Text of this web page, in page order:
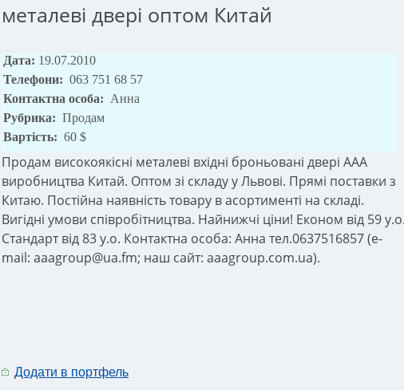
металеві двері оптом Китай
Дата: 19.07.2010
Телефони: 063 751 68 57
Контактна особа: Анна
Рубрика: Продам
Вартість: 60 $
Продам високоякісні металеві вхідні броньовані двері ААА
виробництва Китай. Оптом зі складу у Львові. Прямі поставки з
Китаю. Постійна наявність товару в асортименті на складі.
Вигідні умови співробітництва. Найнижчі ціни! Економ від 59
Стандарт від 83 у.о. Контактна особа: Анна тел.0637516857 (e-
mail: aaagroup@ua.fm; наш сайт: aaagroup.com.ua).
Додати в портфель